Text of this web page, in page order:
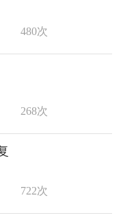
480次
268次
722次